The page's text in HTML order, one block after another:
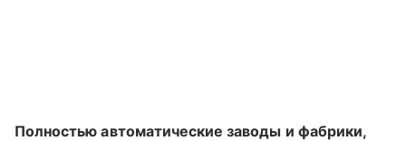
Полностью автоматические заводы и фабрики,